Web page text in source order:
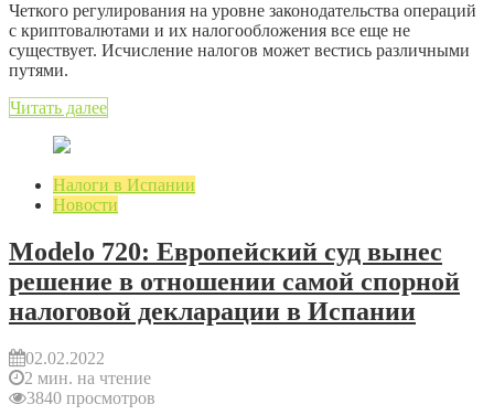
Четкого регулирования на уровне законодательства операций
с криптовалютами и их налогообложения все еще не
существует. Исчисление налогов может вестись различными
путями.
Читать далее
Налоги в Испании
Новости
Modelo 720: Европейский суд вынес
решение в отношении самой спорной
налоговой декларации в Испании
02.02.2022
2 мин. на чтение
3840 просмотров